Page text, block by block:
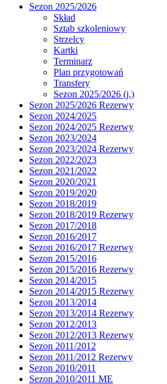
Sezon 2025/2026
Skład
Sztab szkoleniowy
Strzelcy
Kartki
Terminarz
Plan przygotowań
Transfery
Sezon 2025/2026 (j.)
Sezon 2025/2026 Rezerwy
Sezon 2024/2025
Sezon 2024/2025 Rezerwy
Sezon 2023/2024
Sezon 2023/2024 Rezerwy
Sezon 2022/2023
Sezon 2021/2022
Sezon 2020/2021
Sezon 2019/2020
Sezon 2018/2019
Sezon 2018/2019 Rezerwy
Sezon 2017/2018
Sezon 2016/2017
Sezon 2016/2017 Rezerwy
Sezon 2015/2016
Sezon 2015/2016 Rezerwy
Sezon 2014/2015
Sezon 2014/2015 Rezerwy
Sezon 2013/2014
Sezon 2013/2014 Rezerwy
Sezon 2012/2013
Sezon 2012/2013 Rezerwy
Sezon 2011/2012
Sezon 2011/2012 Rezerwy
Sezon 2010/2011
Sezon 2010/2011 ME